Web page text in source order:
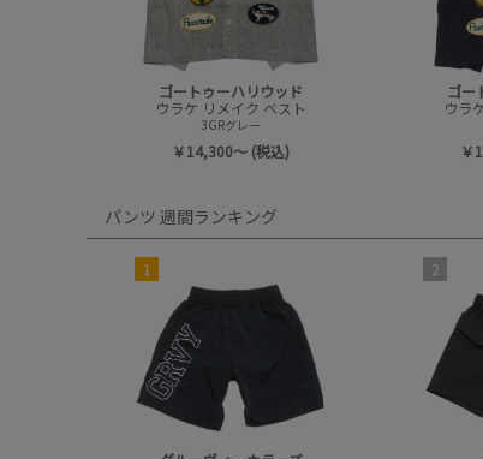
ゴートゥーハリウッド
ウラケ リメイク ベスト
3GRグレー
￥14,300～ (税込)
ゴー
ウラ
￥
パンツ 週間ランキング
1 2